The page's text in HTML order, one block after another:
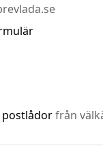
postlådorfrån